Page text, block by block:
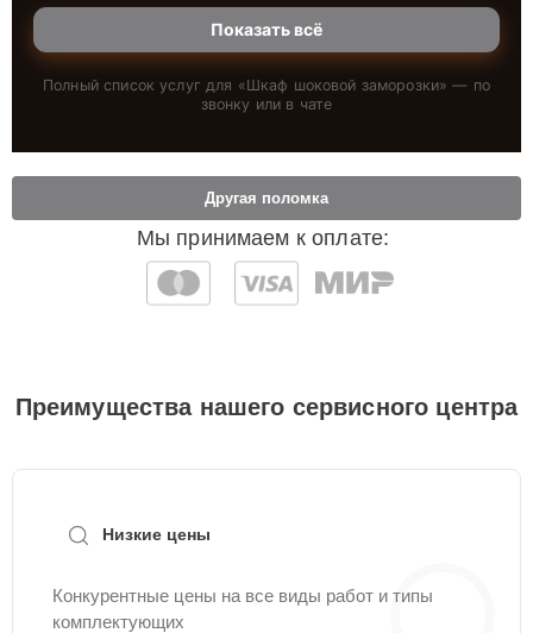
Показать всё
Полный список услуг для «Шкаф шоковой заморозки» — по
звонку или в чате
Мы принимаем к оплате:
Другая поломка
Преимущества нашего сервисного центра
Низкие цены
Конкурентные цены на все виды работ и типы
комплектующих